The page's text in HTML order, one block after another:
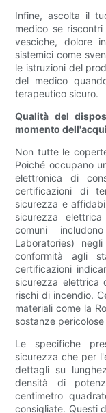
Infine, ascolta il
medico se
vesciche, dolore
sistemici come
le istruzioni del
del medico
terapeutico sicuro.
Qualità del
momento
Non tutte le
Poiché occupano
elettronica di
certificazioni di
sicurezza e
sicurezza
comuni
Laboratories)
conformità agli
certificazioni
sicurezza elettrica
rischi di incendio.
materiali come la
sostanze
Le specifiche
sicurezza che per
dettagli su
densità di
centimetro
consigliate. Questi